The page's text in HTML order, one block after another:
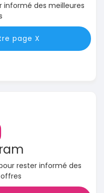
informé des meilleures
page X
rester informé des